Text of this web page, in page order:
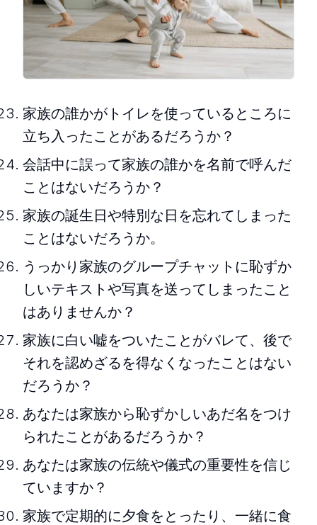
家族の誰かがトイレを使っているところに
立ち入ったことがあるだろうか？
会話中に誤って家族の誰かを名前で呼んだ
ことはないだろうか？
家族の誕生日や特別な日を忘れてしまった
ことはないだろうか。
うっかり家族のグループチャットに恥ずか
しいテキストや写真を送ってしまったこと
はありませんか？
家族に白い嘘をついたことがバレて、後で
それを認めざるを得なくなったことはない
だろうか？
あなたは家族から恥ずかしいあだ名をつけ
られたことがあるだろうか？
あなたは家族の伝統や儀式の重要性を信じ
ていますか？
家族で定期的に夕食をとったり、一緒に食